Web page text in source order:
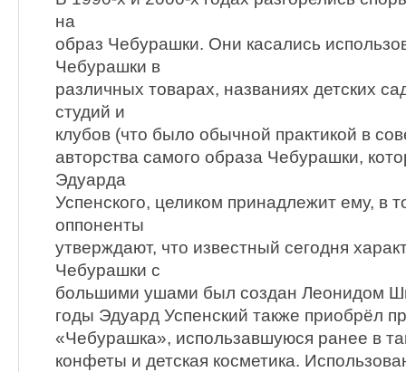
на
образ Чебурашки. Они касались
Чебурашки в
различных товарах, названиях детских
студий и
клубов (что было обычной практикой в
авторства самого образа Чебурашки,
Эдуарда
Успенского, целиком принадлежит ему, в
оппоненты
утверждают, что известный сегодня
Чебурашки с
большими ушами был создан Леонидом
годы Эдуард Успенский также приобрёл
«Чебурашка», использавшуюся ранее в
конфеты и детская косметика.